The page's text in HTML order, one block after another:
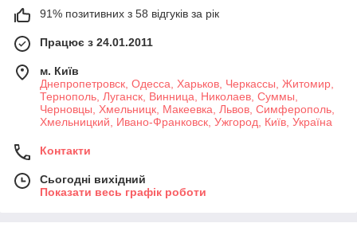
91% позитивних з 58 відгуків за рік
Працює з 24.01.2011
м. Київ
Днепропетровск, Одесса, Харьков, Черкассы, Житомир,
Тернополь, Луганск, Винница, Николаев, Суммы,
Черновцы, Хмельницк, Макеевка, Львов, Симферополь,
Хмельницкий, Ивано-Франковск, Ужгород, Київ, Україна
Контакти
Сьогодні вихідний
Показати весь графік роботи